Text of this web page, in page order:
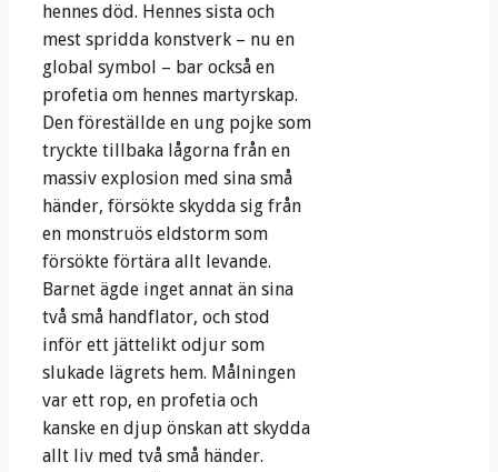
hennes död. Hennes sista och
mest spridda konstverk – nu en
global symbol – bar också en
profetia om hennes martyrskap.
Den föreställde en ung pojke som
tryckte tillbaka lågorna från en
massiv explosion med sina små
händer, försökte skydda sig från
en monstruös eldstorm som
försökte förtära allt levande.
Barnet ägde inget annat än sina
två små handflator, och stod
inför ett jättelikt odjur som
slukade lägrets hem. Målningen
var ett rop, en profetia och
kanske en djup önskan att skydda
allt liv med två små händer.